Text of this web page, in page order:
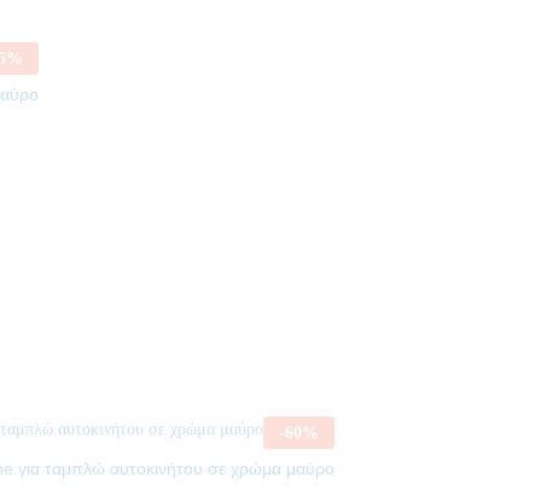
%
-60 %
για ταμπλώ αυτοκινήτου σε χρώμα μαύρο